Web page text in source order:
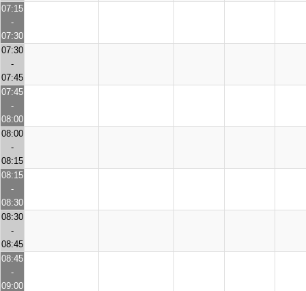
07:15
-
07:30
07:30
-
07:45
07:45
-
08:00
08:00
-
08:15
08:15
-
08:30
08:30
-
08:45
08:45
-
09:00